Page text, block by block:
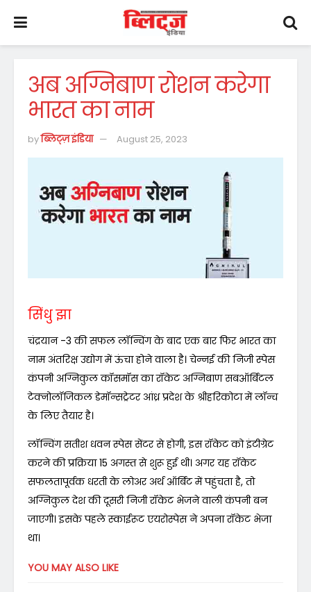
अब अग्निबाण रोशन करेगा
भारत का नाम
byब्लिट्ज़ इंडिया August 25, 2023
सिंधु झा
चंद्रयान -3 की सफल लॉन्चिंग के बाद एक बार फिर भारत का
नाम अंतरिक्ष उद्योग में ऊंचा होने वाला है। चेन्नई की निजी स्पेस
कंपनी अग्निकुल कॉसमॉस का रॉकेट अग्निबाण सबऑर्बिटल
टेक्नोलॉजिकल डेमॉन्सट्रेटर आंध्र प्रदेश के श्रीहरिकोटा में लॉन्च
के लिए तैयार है।
लॉन्चिंग सतीश धवन स्पेस सेंटर से होगी, इस रॉकेट को इंटीग्रेट
करने की प्रक्रिया 15 अगस्त से शुरू हुई थी। अगर यह रॉकेट
सफलतापूर्वक धरती के लोअर अर्थ ऑर्बिट में पहुंचता है, तो
अग्निकुल देश की दूसरी निजी रॉकेट भेजने वाली कंपनी बन
जाएगी। इसके पहले स्काईरूट एयरोस्पेस ने अपना रॉकेट भेजा
था।
YOU MAY ALSO LIKE